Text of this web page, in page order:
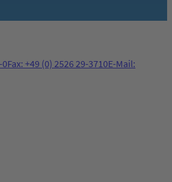
Fax: +49 (0) 2526 29-3710E-Mail: